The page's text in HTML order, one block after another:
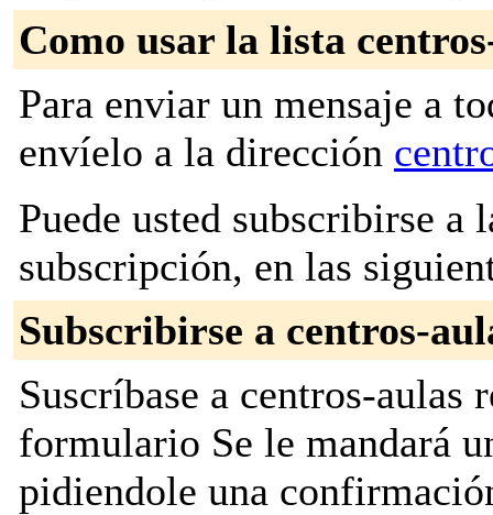
Como usar la lista
Para enviar un mensaje a
envíelo a la dirección
Puede usted subscribirse a
subscripción, en las
Subscribirse a centros-
Suscríbase a centros-aulas
formulario Se le mandará
pidiendole una